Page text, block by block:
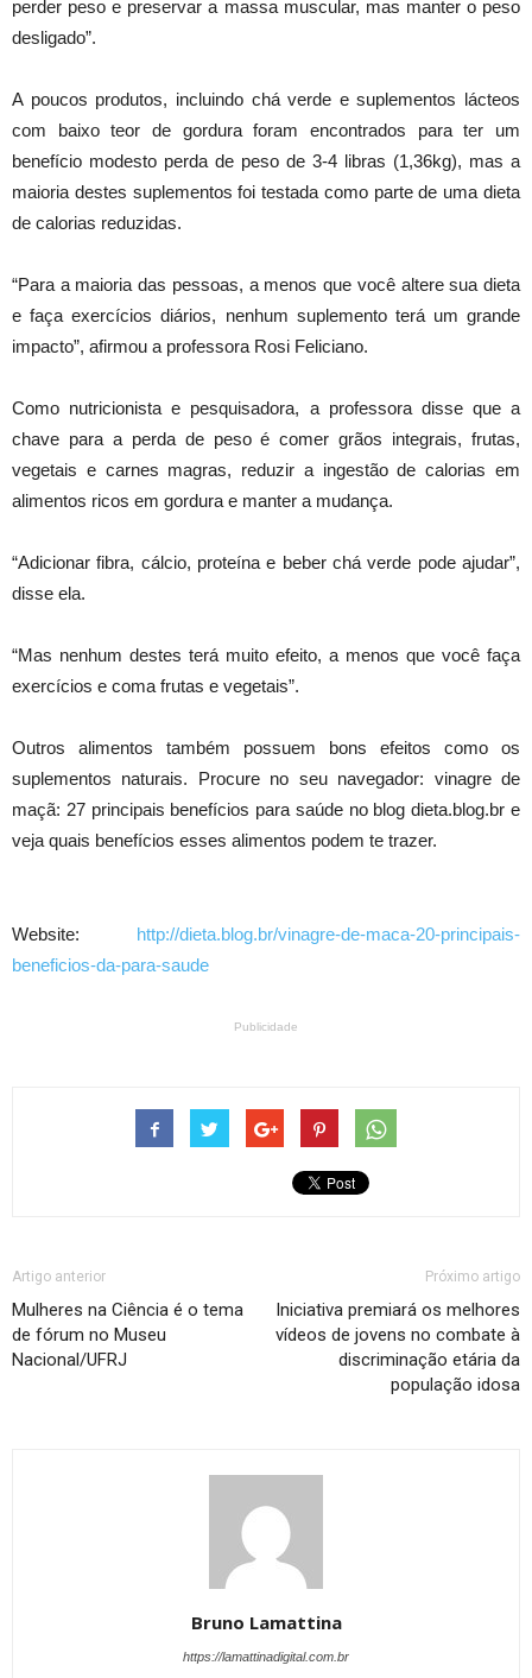
perder peso e preservar a massa muscular, mas manter o peso
desligado”.
A poucos produtos, incluindo chá verde e suplementos lácteos
com baixo teor de gordura foram encontrados para ter um
benefício modesto perda de peso de 3-4 libras (1,36kg), mas a
maioria destes suplementos foi testada como parte de uma dieta
de calorias reduzidas.
“Para a maioria das pessoas, a menos que você altere sua dieta
e faça exercícios diários, nenhum suplemento terá um grande
impacto”, afirmou a professora Rosi Feliciano.
Como nutricionista e pesquisadora, a professora disse que a
chave para a perda de peso é comer grãos integrais, frutas,
vegetais e carnes magras, reduzir a ingestão de calorias em
alimentos ricos em gordura e manter a mudança.
“Adicionar fibra, cálcio, proteína e beber chá verde pode ajudar”,
disse ela.
“Mas nenhum destes terá muito efeito, a menos que você faça
exercícios e coma frutas e vegetais”.
Outros alimentos também possuem bons efeitos como os
suplementos naturais. Procure no seu navegador: vinagre de
maçã: 27 principais benefícios para saúde no blog dieta.blog.br e
veja quais benefícios esses alimentos podem te trazer.
Website: http://dieta.blog.br/vinagre-de-maca-20-principais-
beneficios-da-para-saude
Publicidade
Artigo anterior
Mulheres na Ciência é o tema
de fórum no Museu
Nacional/UFRJ
Próximo artigo
Iniciativa premiará os melhores
vídeos de jovens no combate à
discriminação etária da
população idosa
Bruno Lamattina
https://lamattinadigital.com.br